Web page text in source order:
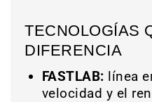
TECNOLOGÍAS
DIFERENCIA
FASTLAB: línea
velocidad y el